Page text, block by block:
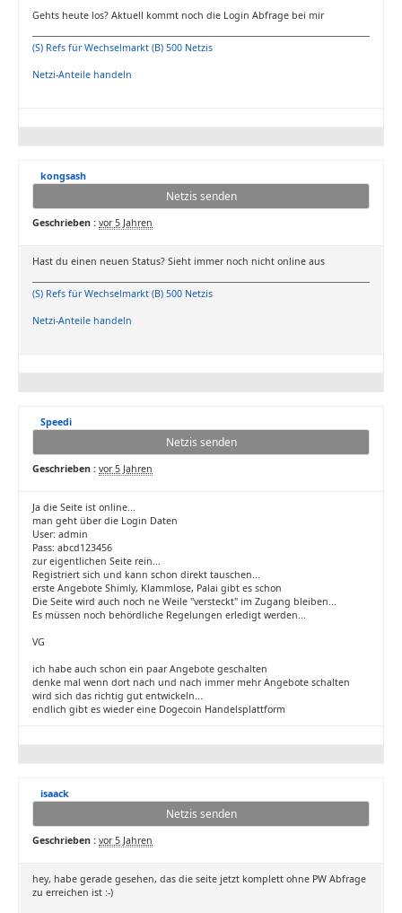
Gehts heute los? Aktuell kommt noch die Login Abfrage bei mir
(S) Refs für Wechselmarkt (B) 500 Netzis
Netzi-Anteile handeln
kongsash
Netzis senden
Geschrieben : vor 5 Jahren
Hast du einen neuen Status? Sieht immer noch nicht online aus
(S) Refs für Wechselmarkt (B) 500 Netzis
Netzi-Anteile handeln
Speedi
Netzis senden
Geschrieben : vor 5 Jahren
Ja die Seite ist online...
man geht über die Login Daten
User: admin
Pass: abcd123456
zur eigentlichen Seite rein...
Registriert sich und kann schon direkt tauschen...
erste Angebote Shimly, Klammlose, Palai gibt es schon
Die Seite wird auch noch ne Weile "versteckt" im Zugang bleiben...
Es müssen noch behördliche Regelungen erledigt werden...
VG
ich habe auch schon ein paar Angebote geschalten
denke mal wenn dort nach und nach immer mehr Angebote schalten
wird sich das richtig gut entwickeln...
endlich gibt es wieder eine Dogecoin Handelsplattform
isaack
Netzis senden
Geschrieben : vor 5 Jahren
hey, habe gerade gesehen, das die seite jetzt komplett ohne PW Abfrage
zu erreichen ist :-)